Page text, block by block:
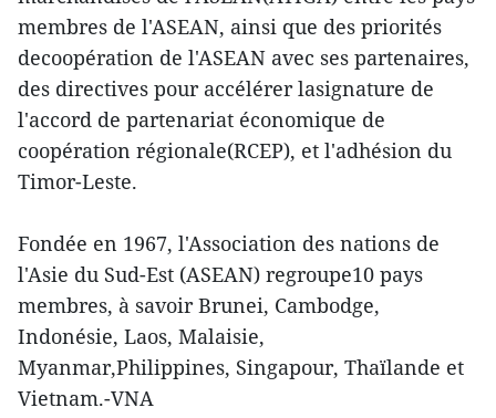
membres de l'ASEAN, ainsi que des priorités
decoopération de l'ASEAN avec ses partenaires,
des directives pour accélérer lasignature de
l'accord de partenariat économique de
coopération régionale(RCEP), et l'adhésion du
Timor-Leste.
Fondée en 1967, l'Association des nations de
l'Asie du Sud-Est (ASEAN) regroupe10 pays
membres, à savoir Brunei, Cambodge,
Indonésie, Laos, Malaisie,
Myanmar,Philippines, Singapour, Thaïlande et
Vietnam.-VNA